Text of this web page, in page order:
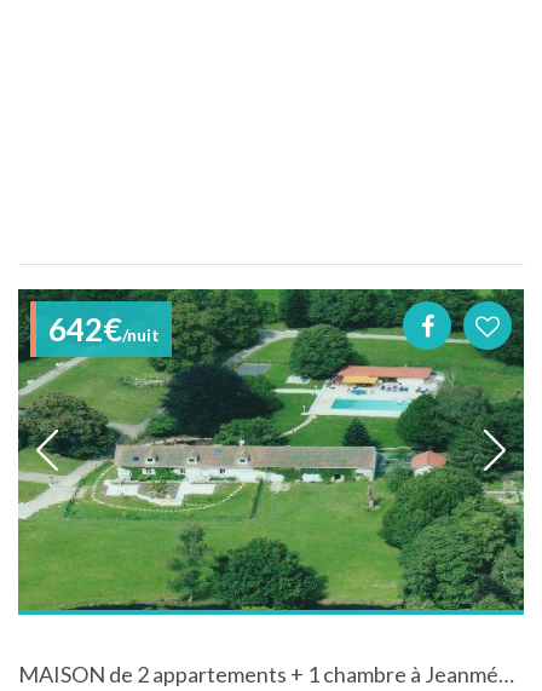
642€/nuit
MAISON de 2 appartements + 1 chambre à Jeanménil dans les Vosges avec piscine chauffée et son pool-house pour 10 à 20 personnes.